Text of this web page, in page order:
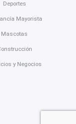
Deportes
Mayorista
Mascotas
y Negocios